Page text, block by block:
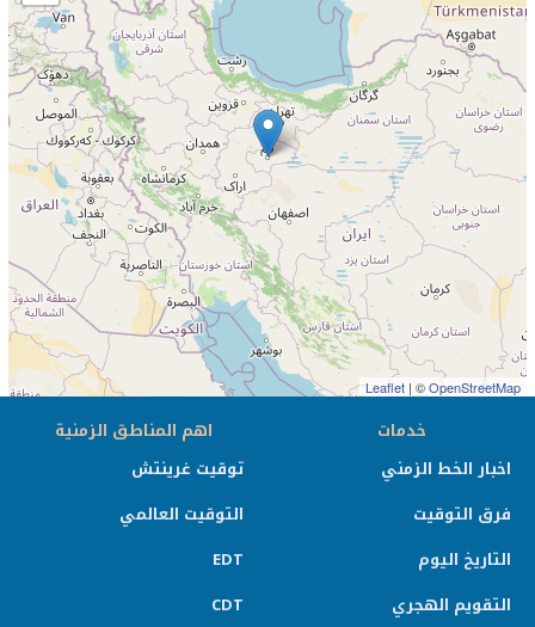
Leaflet | ©OpenStreetMap
خدمات
اخبار الخط الزمني
فرق التوقيت
التاريخ اليوم
التقويم الهجري
اهم المناطق الزمنية
توقيت غرينتش
التوقيت العالمي
EDT
CDT